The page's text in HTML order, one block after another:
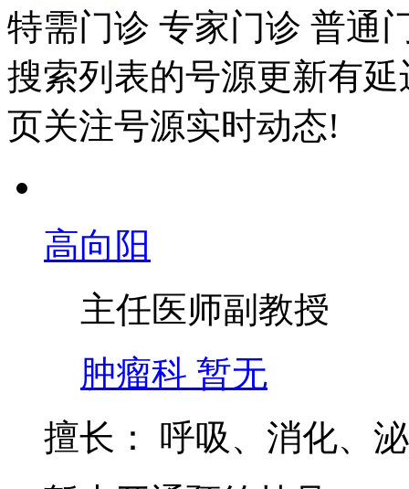
特需门诊 专家门诊 普通
搜索列表的号源更新有
页关注号源实时动态!
高向阳
主任医师副教授
肿瘤科暂无
擅长：
呼吸、消化、